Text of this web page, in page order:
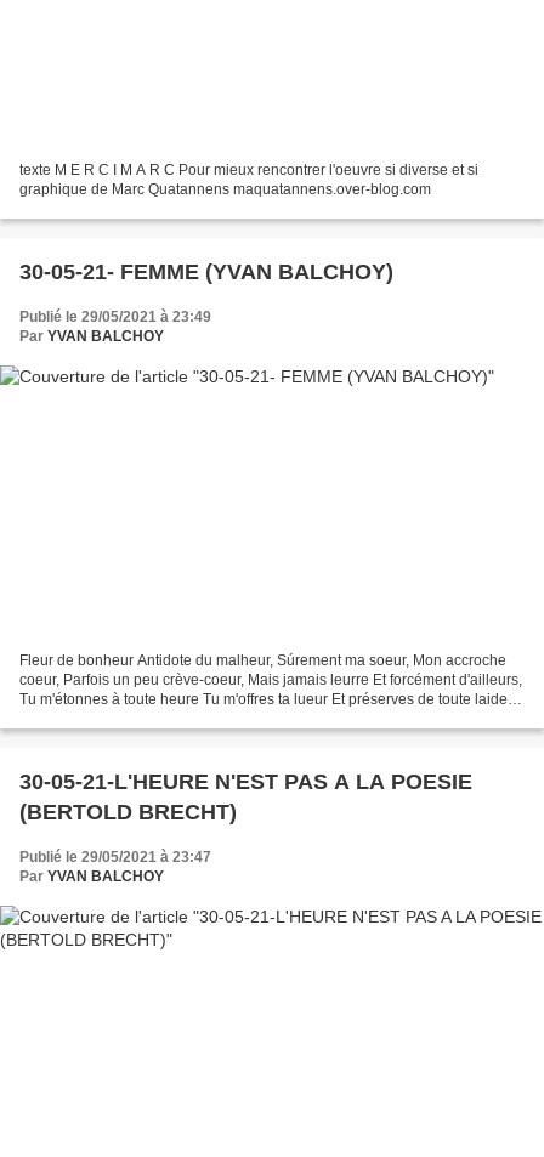
texte M E R C I M A R C Pour mieux rencontrer l'oeuvre si diverse et si
graphique de Marc Quatannens maquatannens.over-blog.com
30-05-21- FEMME (YVAN BALCHOY)
Publié le 29/05/2021 à 23:49
Par YVAN BALCHOY
Fleur de bonheur Antidote du malheur, Súrement ma soeur, Mon accroche
coeur, Parfois un peu crève-coeur, Mais jamais leurre Et forcément d'ailleurs,
Tu m'étonnes à toute heure Tu m'offres ta lueur Et préserves de toute laideur.
30-05-21-L'HEURE N'EST PAS A LA POESIE
(BERTOLD BRECHT)
Publié le 29/05/2021 à 23:47
Par YVAN BALCHOY